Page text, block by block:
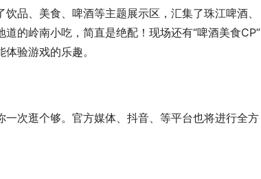
品、美食、啤酒等主题展示区，汇集了珠江啤酒、
的岭南小吃，简直是绝配！现场还有“啤酒美食CP”
验游戏的乐趣。
次逛个够。官方媒体、抖音、等平台也将进行全方